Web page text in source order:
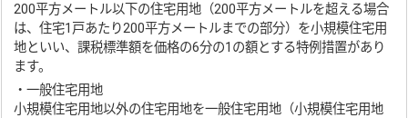
200平方メートル以下の住宅用地（200平方メートルを超える場合
は、住宅1戸あたり200平方メートルまでの部分）を小規模住宅用
地といい、課税標準額を価格の6分の1の額とする特例措置があり
ます。
・一般住宅用地
小規模住宅用地以外の住宅用地を一般住宅用地（小規模住宅用地